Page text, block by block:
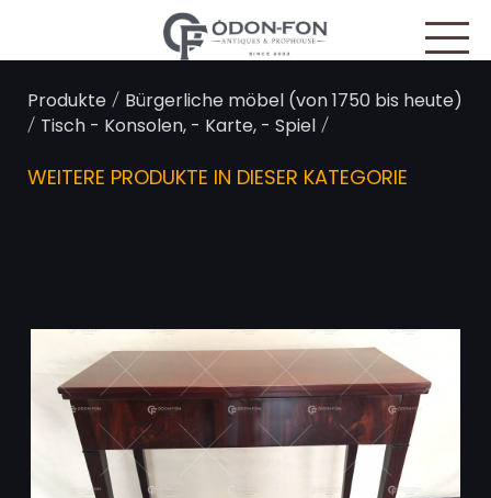
Produkte/ Bürgerliche möbel (von 1750 bis heute)
/ Tisch - Konsolen, - Karte, - Spiel/
WEITERE PRODUKTE IN DIESER KATEGORIE